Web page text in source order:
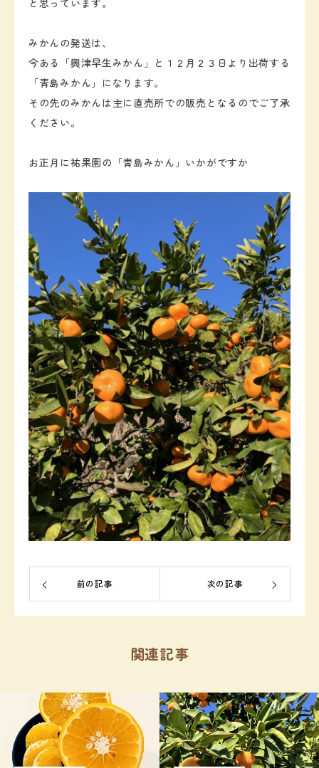
みかんの発送は、
今ある「興津早生みかん」と１２月２３日より出荷する
「青島みかん」になります。
その先のみかんは主に直売所での販売となるのでご了承
ください。
お正月に祐果園の「青島みかん」いかがですか
前の記事 次の記事
関連記事